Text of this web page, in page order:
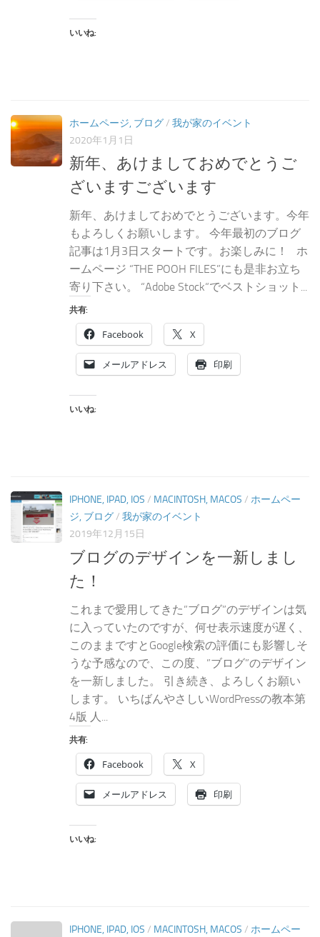
いいね:
ホームページ, ブログ/ 我が家のイベント
2020年1月1日
新年、あけましておめでとうご
ざいますございます
新年、あけましておめでとうございます。今年
もよろしくお願いします。 今年最初のブログ
記事は1月3日スタートです。お楽しみに！ ホ
ームページ “THE POOH FILES”にも是非お立ち
寄り下さい。 “Adobe Stock“でベストショット...
共有:
Facebook X
メールアドレス 印刷
いいね:
IPHONE, IPAD, IOS / MACINTOSH, MACOS / ホームペー
ジ, ブログ/ 我が家のイベント
2019年12月15日
ブログのデザインを一新しまし
た！
これまで愛用してきた”ブログ”のデザインは気
に入っていたのですが、何せ表示速度が遅く、
このままですとGoogle検索の評価にも影響しそ
うな予感なので、この度、”ブログ”のデザイン
を一新しました。 引き続き、よろしくお願い
します。 いちばんやさしいWordPressの教本第
4版 人...
共有:
Facebook X
メールアドレス 印刷
いいね:
IPHONE, IPAD, IOS / MACINTOSH, MACOS / ホームペー